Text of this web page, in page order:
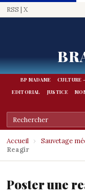
RSS | X
BP MADAME CULTURE
EDITORIAL
JUSTICE
Accueil › Sauvetage
Reagir
Poster une